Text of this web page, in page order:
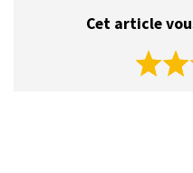
Cet article